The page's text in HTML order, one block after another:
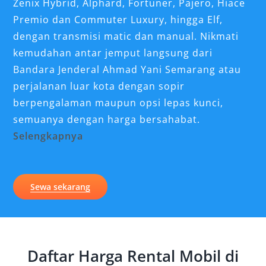
Zenix Hybrid, Alphard, Fortuner, Pajero, Hiace
Premio dan Commuter Luxury, hingga Elf,
dengan transmisi matic dan manual. Nikmati
kemudahan antar jemput langsung dari
Bandara Jenderal Ahmad Yani Semarang atau
perjalanan luar kota dengan sopir
berpengalaman maupun opsi lepas kunci,
semuanya dengan harga bersahabat.
Selengkapnya
Demak kini semakin mudah dipenuhi melalui
layanan rental mobil Demak yang profesional
mobil Demak menjadi solusi praktis yang
Sewa sekarang
Daftar Harga Rental Mobil di